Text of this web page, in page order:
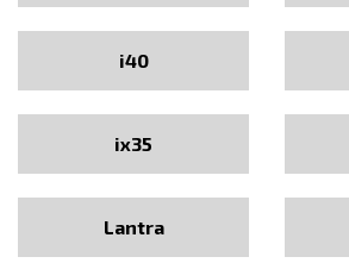
i40
ix35
Lantra